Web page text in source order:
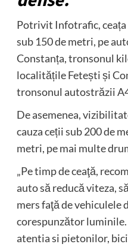
Potrivit Infotrafic,
sub 150 de metri, pe
Constanța, tronsonul
localitățile Fetești și
tronsonul autostrăzii
De asemenea,
cauza ceții sub 200 de
metri, pe mai multe
„Pe timp de ceaţă,
auto să reducă viteza,
mers faţă de vehiculele
corespunzător luminile.
atentia si pietonilor,